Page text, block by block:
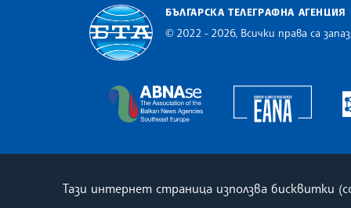
БЪЛГАРСКА ТЕЛЕГРАФНА АГЕНЦИЯ
© 2022 - 2026, Всички права са
The Assocoation of the
Тази интернет страница използва бисквитки